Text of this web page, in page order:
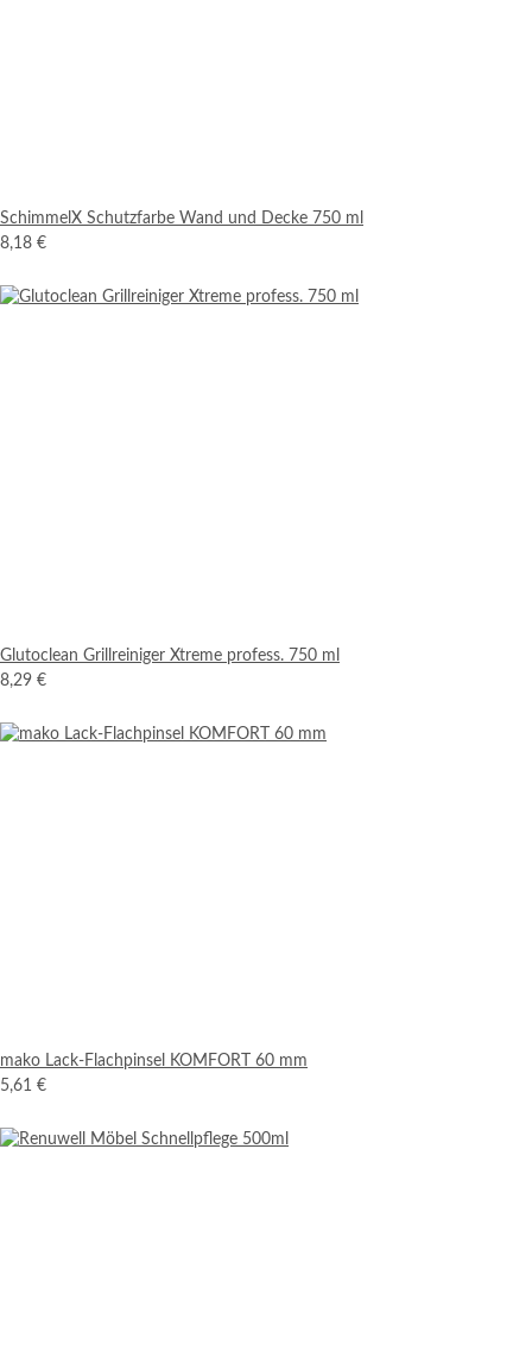
SchimmelX Schutzfarbe Wand und Decke 750 ml
8,18 €
Glutoclean Grillreiniger Xtreme profess. 750 ml
8,29 €
mako Lack-Flachpinsel KOMFORT 60 mm
5,61 €